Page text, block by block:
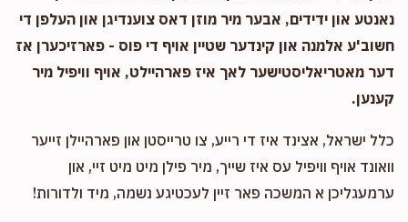
נאנטע און ידידים, אבער מיר מוזן דאס צוענדיגן און העלפן די
חשוב'ע אלמנה און קינדער שטיין אויף די פוס - פארזיכערן אז
דער מאטריאליסטישער לאך איז פארהיילט, אויף וויפיל מיר
קענען.
כלל ישראל, אצינד איז די רייע, צו טרייסטן און פארהיילן זייער
וואונד אויף וויפיל עס איז שייך, מיר פילן מיט מיט זיי, און
ערמעגליכן א המשכה פאר זיין לעכטיגע נשמה, מיד ולדורות!